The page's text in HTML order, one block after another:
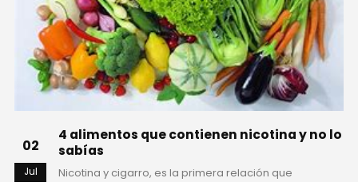
02
Jul
4 alimentos que contienen nicotina y no lo
sabías
Nicotina y cigarro, es la primera relación que